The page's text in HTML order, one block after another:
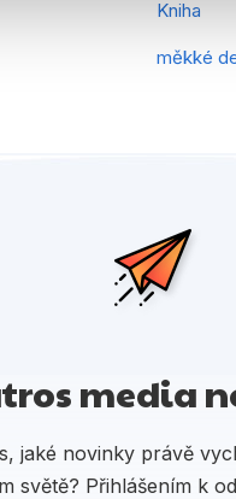
Kniha
měkké
media
jaké novinky právě
světě? Přihlášením k